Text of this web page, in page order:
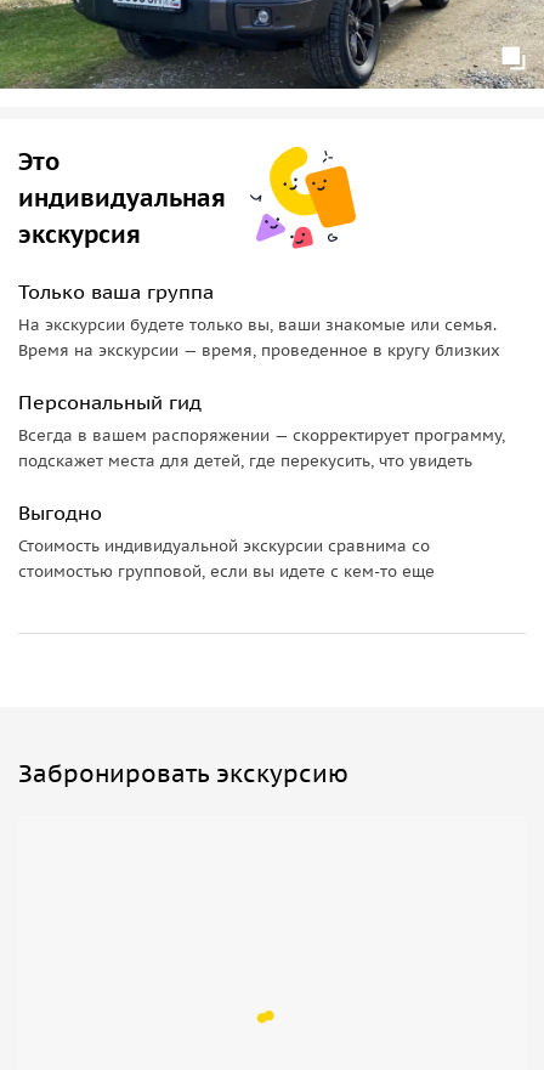
наличие паспорта прививок и переноски.
Это
индивидуальная
экскурсия
Только ваша группа
На экскурсии будете только вы, ваши знакомые или семья.
Время на экскурсии — время, проведенное в кругу близких
Персональный гид
Всегда в вашем распоряжении — скорректирует программу,
подскажет места для детей, где перекусить, что увидеть
Выгодно
Стоимость индивидуальной экскурсии сравнима со
стоимостью групповой, если вы идете с кем-то еще
Забронировать экскурсию